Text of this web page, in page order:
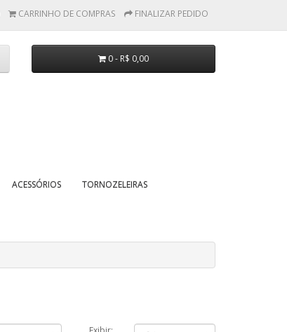
CARRINHO DE COMPRAS FINALIZAR PEDIDO
0 - R$ 0,00
ACESSÓRIOS TORNOZELEIRAS